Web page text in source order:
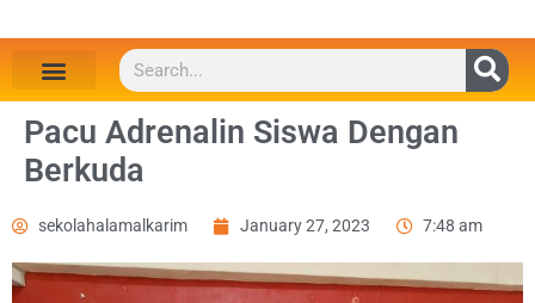
Pacu Adrenalin Siswa Dengan
Berkuda
sekolahalamalkarim January 27, 2023 7:48 am